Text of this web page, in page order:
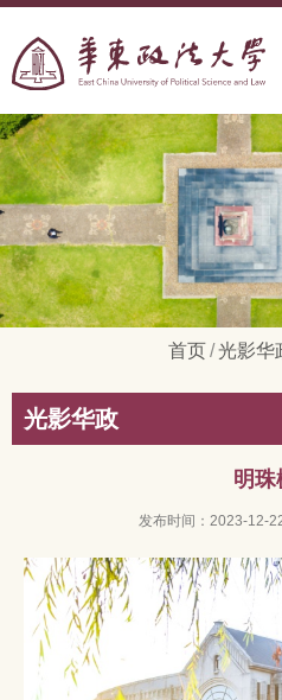
首页/光影华
光影华政
明珠
发布时间：2023-12-